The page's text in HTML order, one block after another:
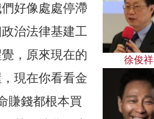
好像處處停滯
治法律基建工
，原來現在的
現在你看看金
賺錢都根本買
徐俊祥